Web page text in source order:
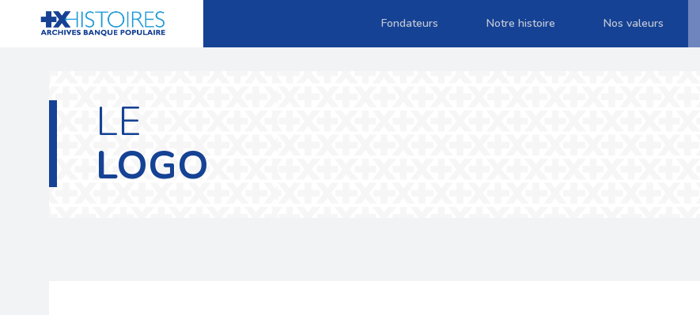
Fondateurs Notre histoire Nos valeurs
LE
LOGO